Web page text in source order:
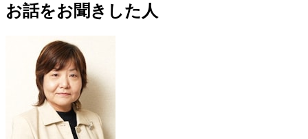
お話をお聞きした人